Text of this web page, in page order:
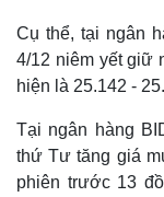
Cụ thể, tại ngân
4/12 niêm yết giữ
hiện là 25.142 -
Tại ngân hàng
thứ Tư tăng giá
phiên trước 13